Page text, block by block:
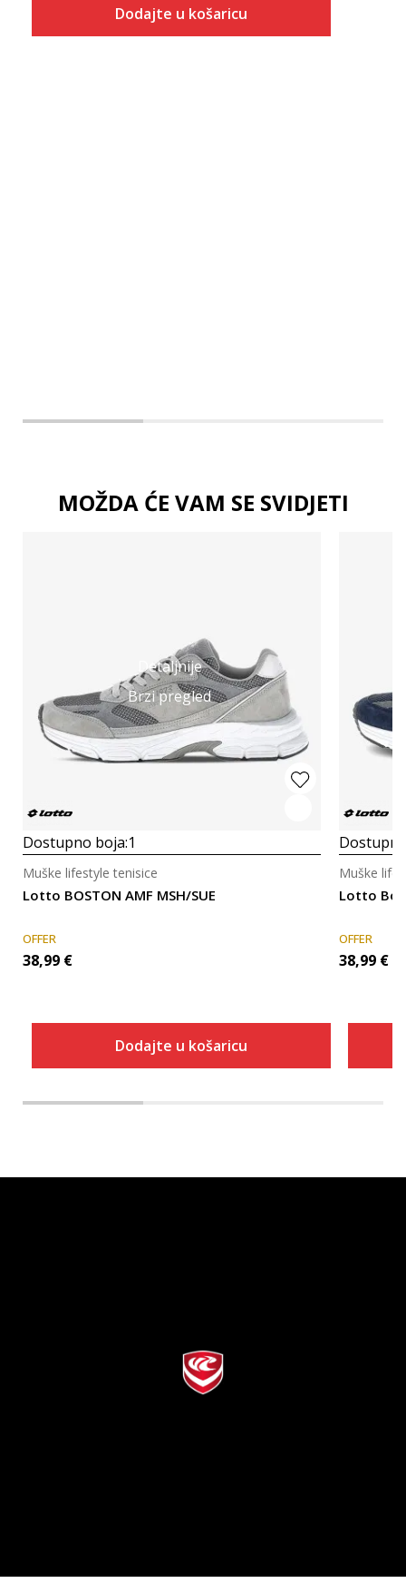
Dodajte u košaricu
MOŽDA ĆE VAM SE SVIDJETI
Detaljnije
Brzi pregled
Dostupno boja:1
Lotto BOSTON AMF MSH/SUE
Muške lifestyle tenisice
OFFER
38,99 €
Dodajte u košaricu
Lotto
Muške
OFFER
38,99 €